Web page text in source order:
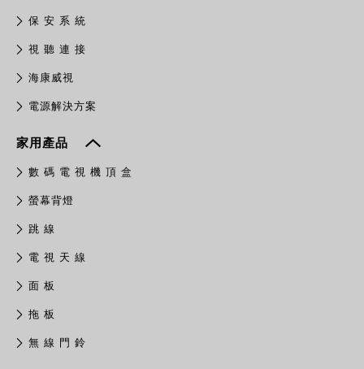
保 安 系 統
視 聽 連 接
​海康威視
電源解決方案
家用產品
數 碼 電 視 機 頂 盒
螢幕背燈
跳 線
電 視 天 線
面 板
拖 板
無 線 門 鈴